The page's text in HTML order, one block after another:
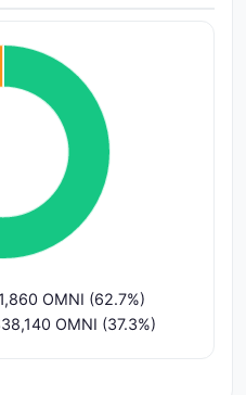
OMNI (62.7%)
OMNI (37.3%)